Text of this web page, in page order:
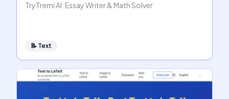
TryTremi AI: Essay Writer & Math Solver
📝 Text